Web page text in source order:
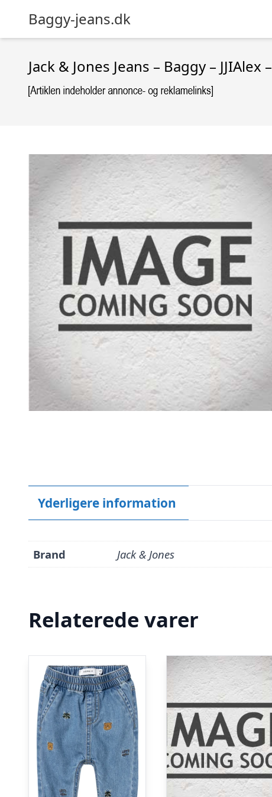
Baggy-jeans.dk
Jack & Jones Jeans – Baggy –
Yderligere information
Brand Jack & Jones
Relaterede varer